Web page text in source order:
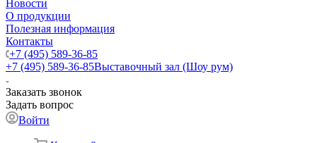
Новости
О продукции
Полезная информация
Контакты
+7 (495) 589-36-85
+7 (495) 589-36-85Выставочный зал (Шоу рум)
Заказать звонок
Задать вопрос
Войти